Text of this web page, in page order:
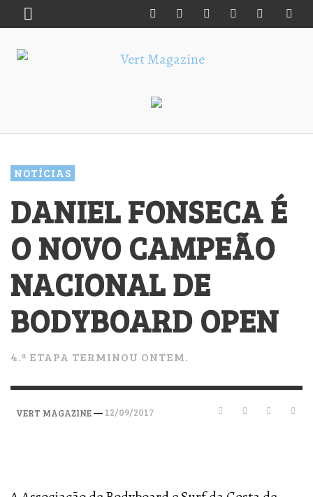
NOTÍCIAS
DANIEL FONSECA É
O NOVO CAMPEÃO
NACIONAL DE
BODYBOARD OPEN
4.ª ETAPA TERMINOU ONTEM.
VERT MAGAZINE— 12/09/2017